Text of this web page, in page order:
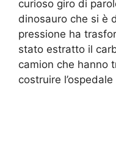
curioso giro di
dinosauro che si è
pressione ha
stato estratto il
camion che hanno
costruire